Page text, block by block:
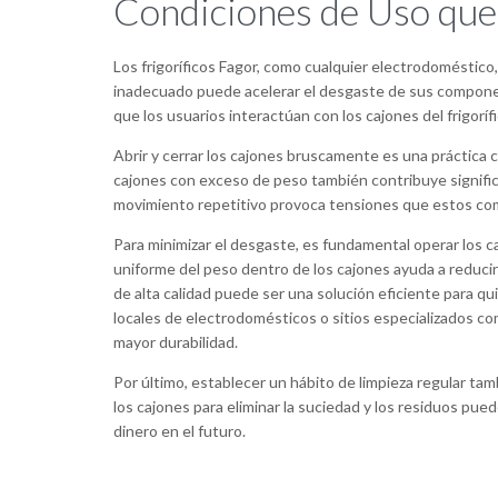
Condiciones de Uso
Los frigoríficos Fagor, como cualquier
inadecuado puede acelerar el desgaste de sus
que los usuarios interactúan con los cajones del
Abrir y cerrar los cajones bruscamente es una práctica
cajones con exceso de peso también contribuye
movimiento repetitivo provoca tensiones que estos
Para minimizar el desgaste, es fundamental operar
uniforme del peso dentro de los cajones ayuda a
de alta calidad puede ser una solución eficiente para
locales de electrodomésticos o sitios especializados
mayor durabilidad.
Por último, establecer un hábito de limpieza regular
los cajones para eliminar la suciedad y los residuos
dinero en el futuro.